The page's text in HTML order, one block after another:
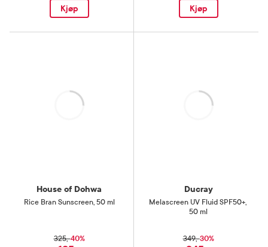
Kjøp Kjøp
House of Dohwa
Rice Bran Sunscreen, 50 ml
325,-40%
Ducray
Melascreen UV Fluid SPF50+,
50 ml
349,-30%